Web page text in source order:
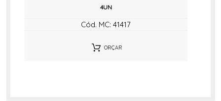
4UN
Cód. MC: 41417
ORÇAR